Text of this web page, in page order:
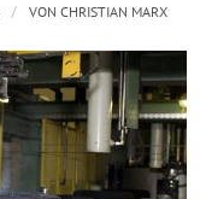
/ VONCHRISTIAN MARX